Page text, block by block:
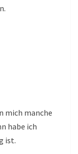
mich manche
habe ich
ist.